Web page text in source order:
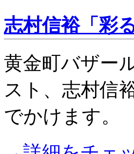
志村信裕「彩
黄金町バザー
スト、志村信
でかけます。